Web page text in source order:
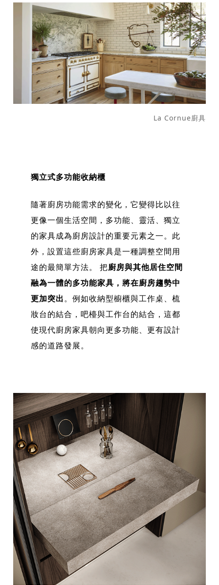
La Cornue廚具
獨立式多功能收納櫃
隨著廚房功能需求的變化，它變得比以往
更像一個生活空間，多功能、靈活、獨立
的家具成為廚房設計的重要元素之一。此
外，設置這些廚房家具是一種調整空間用
途的最簡單方法。 把廚房與其他居住空間
融為一體的多功能家具，將在廚房趨勢中
更加突出 。例如收納型櫥櫃與工作桌、梳
妝台的結合，吧檯與工作台的結合，這都
使現代廚房家具朝向更多功能、更有設計
感的道路發展。